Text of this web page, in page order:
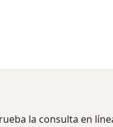
la consulta en